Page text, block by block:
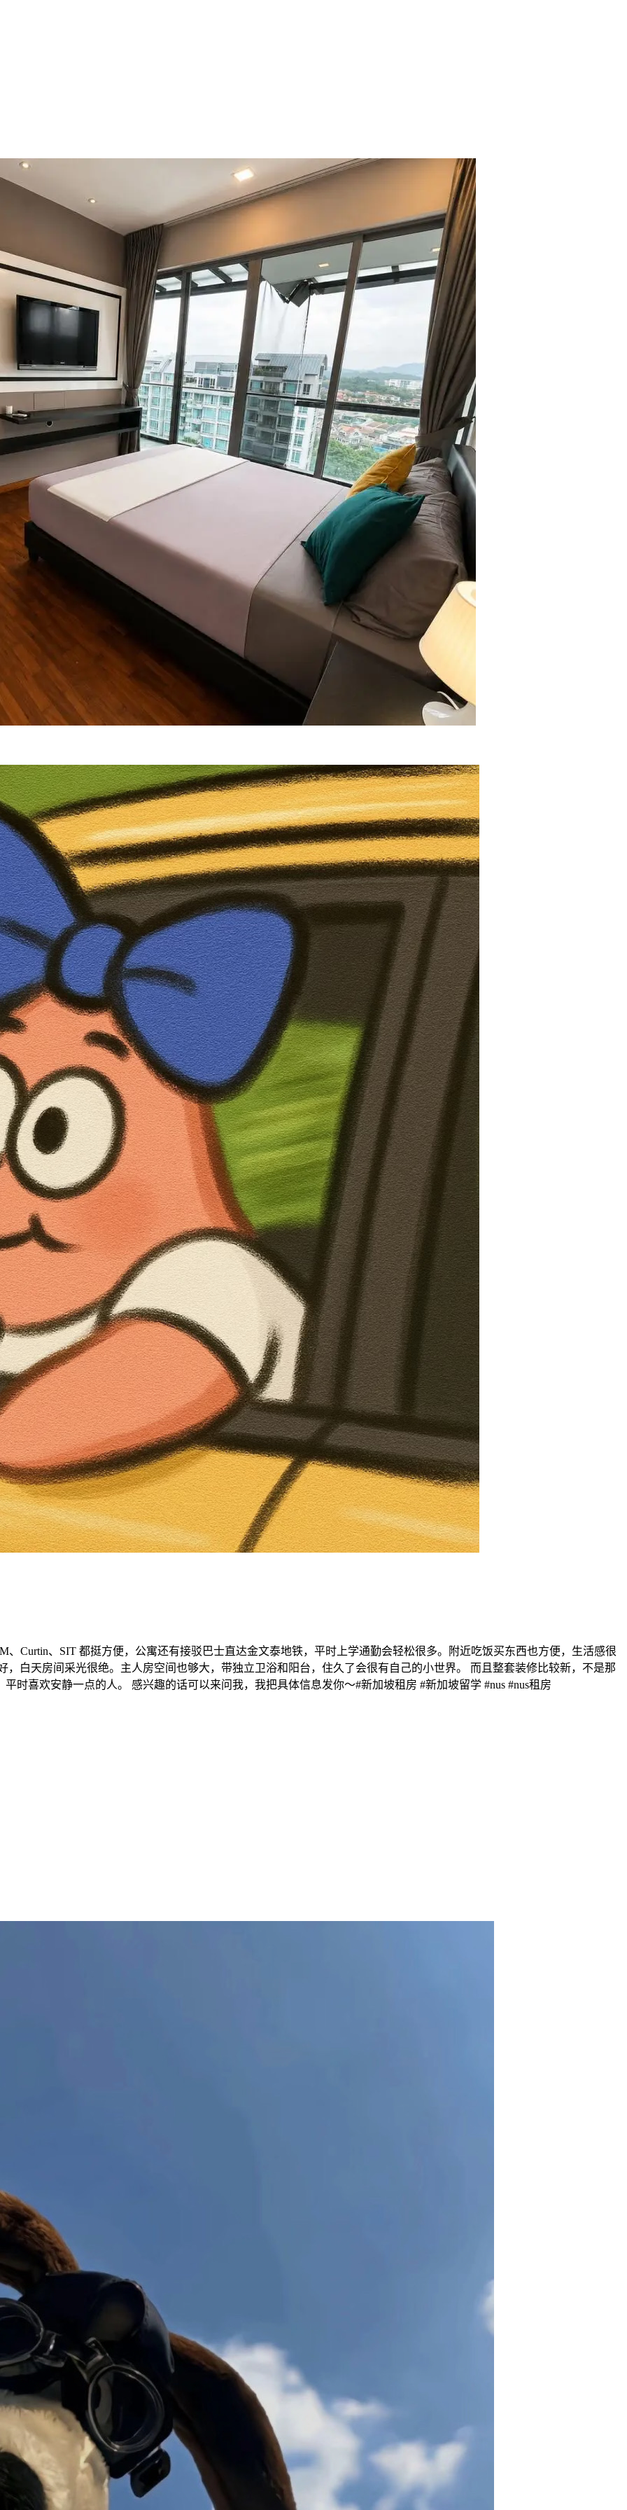
Curtin、SIT 都挺方便，公寓还有接驳巴士直达金文泰地铁，平时上学通勤会轻松很多。附近吃饭买东西也方便，生活感很
白天房间采光很绝。主人房空间也够大，带独立卫浴和阳台，住久了会很有自己的小世界。 而且整套装修比较新，不是那
时喜欢安静一点的人。 感兴趣的话可以来问我，我把具体信息发你～#新加坡租房 #新加坡留学 #nus #nus租房